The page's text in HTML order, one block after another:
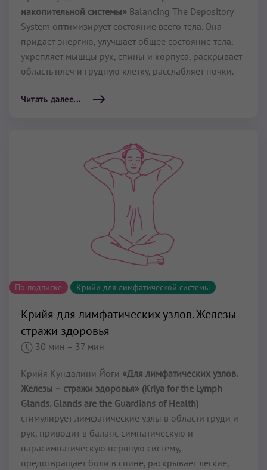
накопительной системы» Balancing The Depository
System оптимизирует состояние всего тела. Она
придает энергию, улучшает общее состояние тела,
укрепляет мышцы рук, спины и корпуса, раскрывает
область плеч и грудную клетку, расслабляет почки.
Читать далее...
По подписке Крийи для лимфатической системы
Крийя для лимфатических узлов. Железы –
стражи здоровья
30 мин – 37 мин
Крийя Кундалини Йоги «Для лимфатических узлов.
Железы – стражи здоровья» (Kriya for the Lymph
Glands. Glands are the Guardians of Health)
стимулирует лимфатические узлы в области груди и
рук, приводит в баланс симпатическую и
парасимпатическую нервную систему,
предотвращает боли в спине, раскрывает легкие,